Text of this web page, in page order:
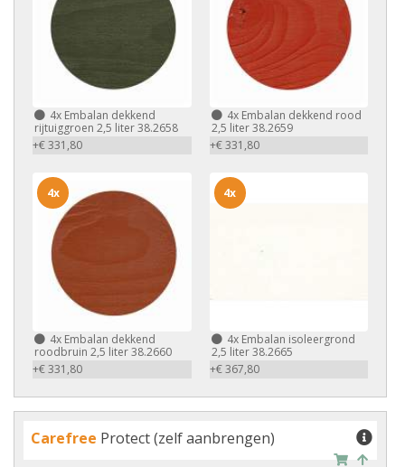
4x Embalan dekkend
rijtuiggroen 2,5 liter 38.2658
+€ 331,80
4xEmbalan dekkend rood
2,5 liter 38.2659
+€ 331,80
4x Embalan dekkend
roodbruin 2,5 liter 38.2660
+€ 331,80
4x
4xEmbalan isoleergrond
2,5 liter 38.2665
+€ 367,80
4x
Carefree Protect (zelf aanbrengen)